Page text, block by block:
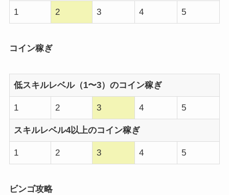
1 2 3 4 5
コイン稼ぎ
低スキルレベル（1〜3）のコイン稼ぎ
1 2 3 4 5
スキルレベル4以上のコイン稼ぎ
1 2 3 4 5
ビンゴ攻略